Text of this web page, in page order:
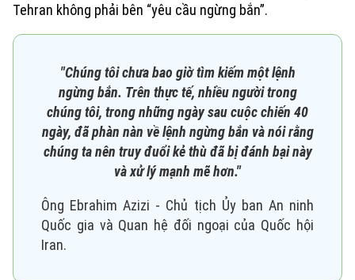
Thời sự
Hà Nội
Chính trị
Xã hội
Nhịp sống Hà Nội
Người Hà Nội
Thế giới
Tin tức
Kinh tế
Tehran không phải bên “yêu cầu ngừng bắn”.
"Chúng tôi chưa bao giờ tìm kiếm một lệnh
ngừng bắn. Trên thực tế, nhiều người trong
chúng tôi, trong những ngày sau cuộc chiến 40
ngày, đã phàn nàn về lệnh ngừng bắn và nói rằng
chúng ta nên truy đuổi kẻ thù đã bị đánh bại này
và xử lý mạnh mẽ hơn."
Ông Ebrahim Azizi - Chủ tịch Ủy ban An ninh
Quốc gia và Quan hệ đối ngoại của Quốc hội
Iran.